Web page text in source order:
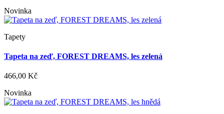
Novinka
Tapety
Tapeta na zeď, FOREST DREAMS, les zelená
466,00 Kč
Novinka